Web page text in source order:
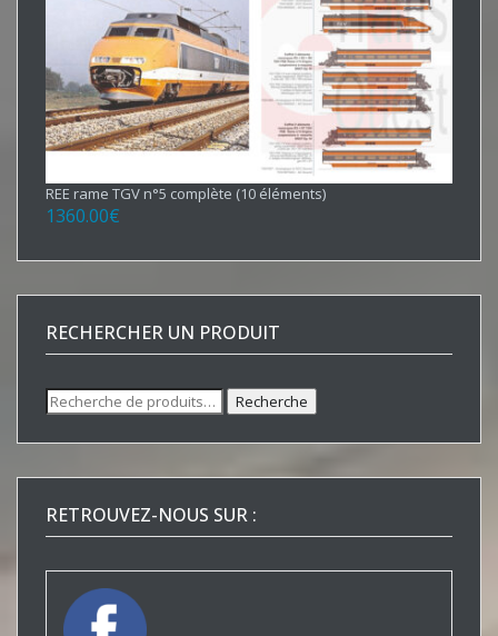
REE rame TGV n°5 complète (10 éléments)
1360.00€
RECHERCHER UN PRODUIT
Recherche
pour :
Recherche
RETROUVEZ-NOUS SUR :